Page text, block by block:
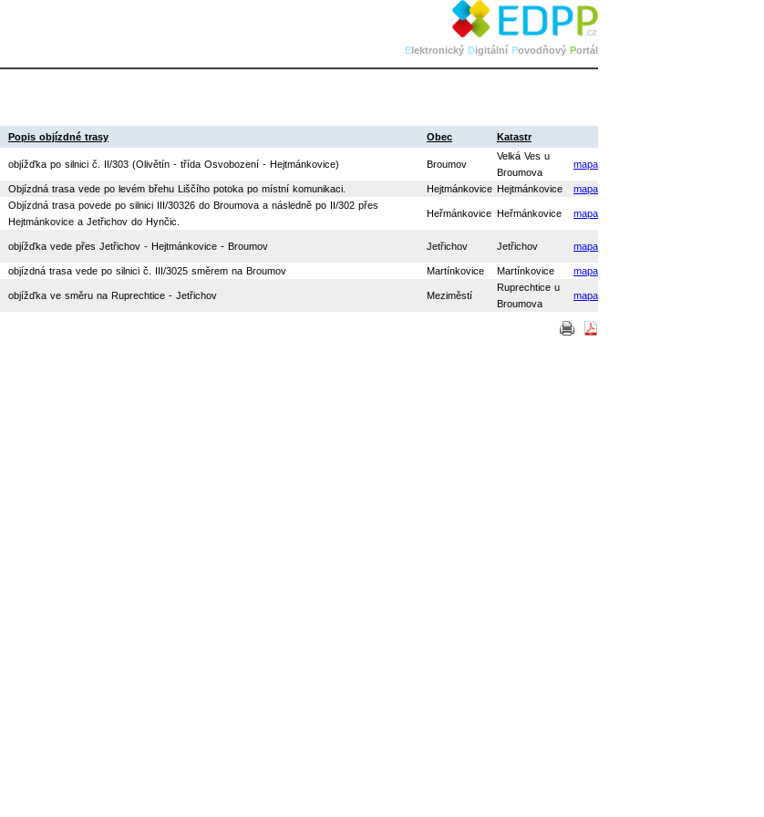
Elektronický Digitální Povodňový Portál
Popis objízdné trasy Obec Katastr
objížďka po silnici č. II/303 (Olivětín - třída Osvobození - Hejtmánkovice) Broumov
Velká Ves u
Broumova
mapa
Objízdná trasa vede po levém břehu Liščího potoka po místní komunikaci. Hejtmánkovice Hejtmánkovice mapa
Objízdná trasa povede po silnici III/30326 do Broumova a následně po II/302 přes
Hejtmánkovice a Jetřichov do Hynčic.
Heřmánkovice Heřmánkovice mapa
objížďka vede přes Jetřichov - Hejtmánkovice - Broumov Jetřichov Jetřichov mapa
objízdná trasa vede po silnici č. III/3025 směrem na Broumov Martínkovice Martínkovice mapa
objížďka ve směru na Ruprechtice - Jetřichov Meziměstí
Ruprechtice u
Broumova
mapa